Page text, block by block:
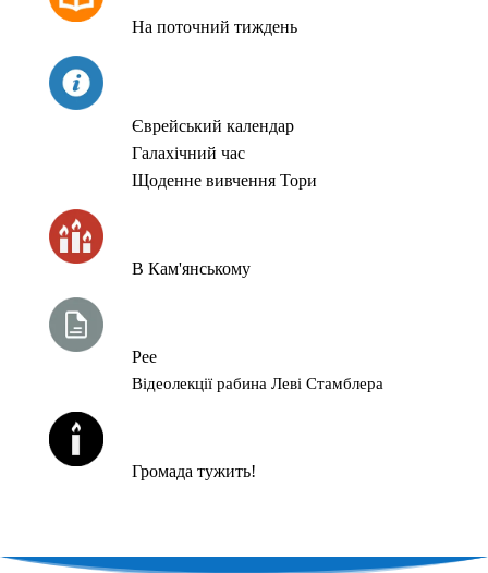
На поточний тиждень
Єврейський календар
Галахічний час
Щоденне вивчення Тори
В Кам'янському
Рее
Відеолекції рабина Леві Стамблера
Громада тужить!